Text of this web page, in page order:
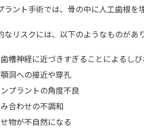
ラント手術では、骨の中に人工歯根を
なリスクには、以下のようなものがあ
槽神経に近づきすぎることによるし
顎洞への接近や穿孔
プラントの角度不良
合わせの不調和
物が不自然になる